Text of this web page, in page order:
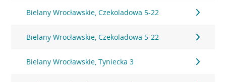
Bielany Wrocławskie, Czekoladowa 5-22
Bielany Wrocławskie, Czekoladowa 5-22
Bielany Wrocławskie, Tyniecka 3